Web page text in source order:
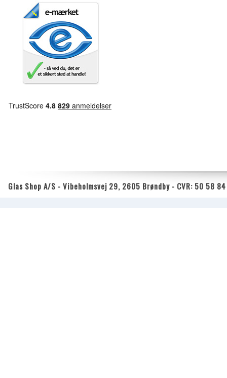
Glas Shop A/S - Vibeholmsvej 29, 2605 Brøndby - CVR: 50 58